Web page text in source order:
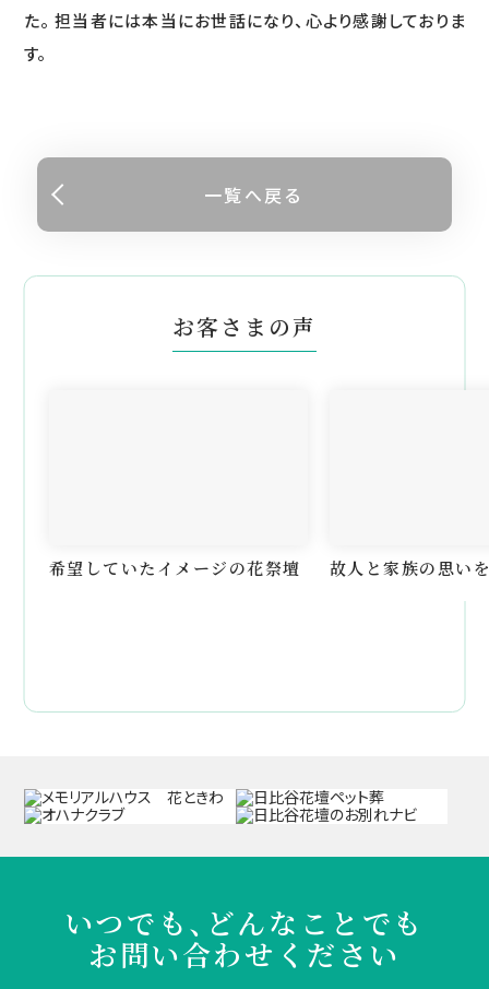
た。 担当者には本当にお世話になり、心より感謝しておりま
す。
一覧へ戻る
お客さまの声
希望していたイメージの花祭壇 故人と家族の思い
いつでも、どんなことでも
お問い合わせください